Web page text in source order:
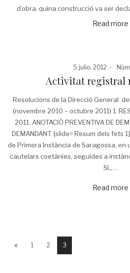
d’obra, quina construcció va ser
Read more
Posted
on
5 julio, 2012
Activitat registral
Resolucions de la Direcció General
(novembre 2010 – octubre 2011) 1.
2011. ANOTACIÓ PREVENTIVA DE
DEMANDANT. {slide= Resum dels fets
de Primera Instància de Saragossa, en
cautelars coetànies, seguides a
SL,…
Read more
1 2 3